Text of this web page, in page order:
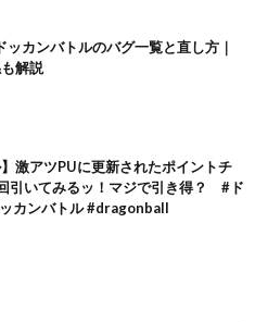
ッカンバトルのバグ一覧と直し方｜
解説
】激アツPUに更新されたポイントチ
引いてみるッ！マジで引き得？ #ド
カンバトル #dragonball